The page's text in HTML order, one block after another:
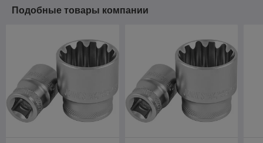
Подобные товары компании